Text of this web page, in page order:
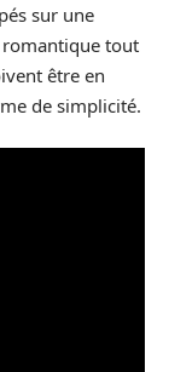
sur une
romantique tout
être en
de simplicité.